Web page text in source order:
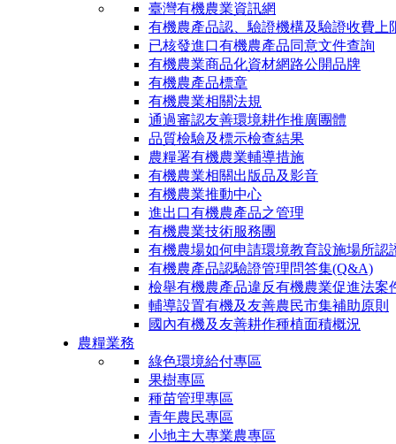
臺灣有機農業資訊網
有機農產品認、驗證機構及驗證收費上
已核發進口有機農產品同意文件查詢
有機農業商品化資材網路公開品牌
有機農產品標章
有機農業相關法規
通過審認友善環境耕作推廣團體
品質檢驗及標示檢查結果
農糧署有機農業輔導措施
有機農業相關出版品及影音
有機農業推動中心
進出口有機農產品之管理
有機農業技術服務團
有機農場如何申請環境教育設施場所認
有機農產品認驗證管理問答集(Q&A)
檢舉有機農產品違反有機農業促進法案
輔導設置有機及友善農民市集補助原則
國內有機及友善耕作種植面積概況
農糧業務
綠色環境給付專區
果樹專區
種苗管理專區
青年農民專區
小地主大專業農專區